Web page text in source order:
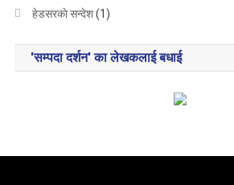
हेडसरकाे सन्देश(1)
'सम्पदा दर्शन' का लेखकलाई बधाई